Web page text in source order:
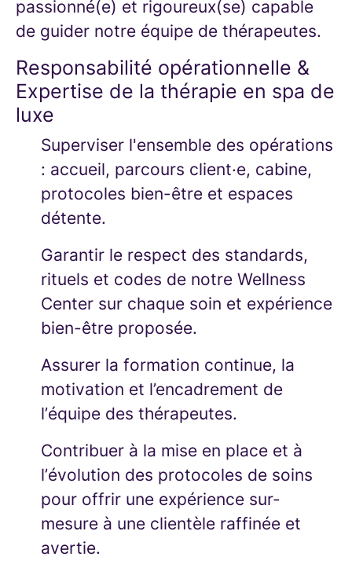
passionné(e) et rigoureux(se) capable
de guider notre équipe de thérapeutes.
Responsabilité opérationnelle &
Expertise de la thérapie en spa de
luxe
Superviser l'ensemble des opérations
: accueil, parcours client·e, cabine,
protocoles bien-être et espaces
détente.
Garantir le respect des standards,
rituels et codes de notre Wellness
Center sur chaque soin et expérience
bien-être proposée.
Assurer la formation continue, la
motivation et l’encadrement de
l’équipe des thérapeutes.
Contribuer à la mise en place et à
l’évolution des protocoles de soins
pour offrir une expérience sur-
mesure à une clientèle raffinée et
avertie.